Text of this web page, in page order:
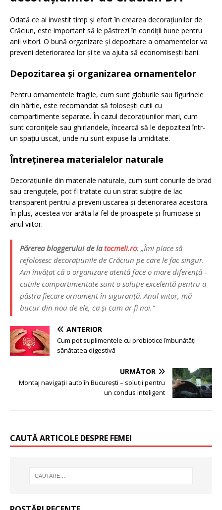
Odată ce ai investit timp și efort în crearea decorațiunilor de
Crăciun, este important să le păstrezi în condiții bune pentru
anii viitori. O bună organizare și depozitare a ornamentelor va
preveni deteriorarea lor și te va ajuta să economisești bani.
Depozitarea și organizarea ornamentelor
Pentru ornamentele fragile, cum sunt globurile sau figurinele
din hârtie, este recomandat să folosești cutii cu
compartimente separate. În cazul decorațiunilor mari, cum
sunt coronițele sau ghirlandele, încearcă să le depozitezi într-
un spațiu uscat, unde nu sunt expuse la umiditate.
Întreținerea materialelor naturale
Decorațiunile din materiale naturale, cum sunt conurile de brad
sau crenguțele, pot fi tratate cu un strat subțire de lac
transparent pentru a preveni uscarea și deteriorarea acestora.
În plus, acestea vor arăta la fel de proaspete și frumoase și
anul viitor.
Părerea bloggerului de latocmeli.ro: „Îmi place să
refolosesc decorațiunile de Crăciun pe care le fac singur.
Am învățat că o organizare atentă face o mare diferență –
cutiile compartimentate sunt o soluție excelentă pentru a
păstra fiecare ornament în siguranță. Anul viitor, mă
bucur din nou de ele, ca și cum ar fi noi.”
ANTERIOR
Cum pot suplimentele cu probiotice îmbunătăți
sănătatea digestivă
URMĂTOR
Montaj navigații auto în București – soluții pentru
un condus inteligent
CAUTĂ ARTICOLE DESPRE FEMEI